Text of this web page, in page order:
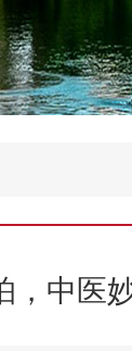
，中医